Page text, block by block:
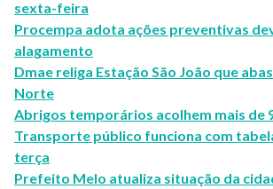
sexta-feira
Procempa adota ações preventivas
alagamento
Dmae religa Estação São João que
Norte
Abrigos temporários acolhem mais de
Transporte público funciona com
terça
Prefeito Melo atualiza situação da